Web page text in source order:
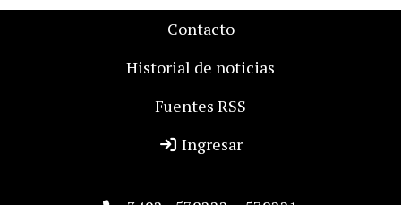
Contacto
Historial de noticias
Fuentes RSS
Ingresar